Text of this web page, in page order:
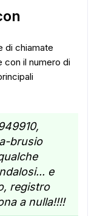
di chiamate
il numero di
brusio
e
registro
a nulla!!!!